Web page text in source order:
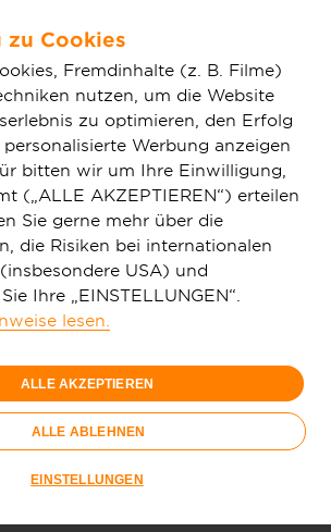
springen
Ausbaugebiete
150 Mbit/s
99
€/Monat
Nur bis 15.09.
Jetzt bestellen
Glasfaser-
Cookies
Fremdinhalte (z. B. Filme)
nutzen, um die Website
zu optimieren, den Erfolg
Werbung anzeigen
bitten wir um Ihre Einwilligung,
(„ALLE AKZEPTIEREN“) erteilen
Sie gerne mehr über die
die Risiken bei internationalen
USA) und
Ihre „EINSTELLUNGEN“.
lesen.
ALLE AKZEPTIEREN
ALLE ABLEHNEN
EINSTELLUNGEN